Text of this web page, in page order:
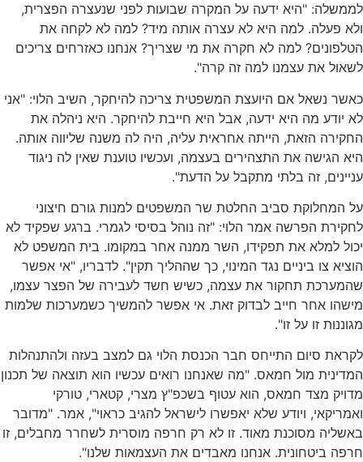
לממשלה: "היא ידעה על המקרה שבועות לפני שנעצרה הפצרית,
ולא פעלה. למה היא לא עצרה אותה מיד? למה לא לקחה את
הטלפונים? למה לא חקרה את מי שצריך? אנחנו כאזרחים צריכים
לשאול את עצמנו למה זה קרה".
כאשר נשאל אם היועצת המשפטית צריכה להיחקר, השיב הלוי: "אני
לא יודע מה היא ידעה, אבל היא חייבת להיחקר. היא ניהלה את
החקירה הזאת, הייתה אחראית עליה, היה לה משנה שליווה אותה.
היא הגישה את התצהירים בעצמה, ועכשיו טוענת שאין לה ניגוד
עניינים, זה בלתי מתקבל על הדעת".
על המחלוקת סביב החלטת שר המשפטים למנות גורם חיצוני
לחקירת הפרשה אמר הלוי: "זה נוהל בסיסי לגמרי. ברגע שפקיד לא
יכול למלא את תפקידו, השר ממנה אחר במקומו. בית המשפט לא
הוציא צו ביניים נגד המינוי, כך שההליך תקין". לדבריו, "אי אפשר
שהמערכת תחקור את עצמה, כשיש חשד לעבירה של הפצר עצמו,
מישהו אחר חייב לבדוק זאת. אי אפשר להמשיך כשמערכות שלמות
מגוננות זו על זו".
לקראת סיום התייחס חבר הכנסת הלוי גם למצב בעזה ולהתנהלות
המדינית מול חמאס. "מה שאנחנו רואים עכשיו הוא תוצאה של תכנון
מדויק מצד חמאס, הוא עטוף בשכפ"ץ מצרי, קטארי, טורקי
ואמריקאי, ויודע שלא יאפשרו לישראל להגיב כראוי", אמר. "מדובר
באשליה מסוכנת מאוד. זו לא רק חרפה מוסרית לשחרר מחבלים, זו
חרפה ביטחונית. אנחנו מאבדים את העצמאות שלנו".